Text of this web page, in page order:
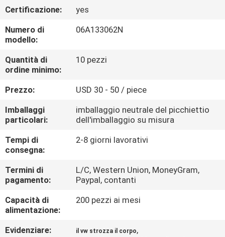
DI
NOI
VISITA
DELLA
FABBRICA
CONTROLLO
DI
QUALITÀ
CONTATTACI
Certificazione:
yes
Numero di
modello:
06A133062N
Quantità di
ordine minimo:
10 pezzi
Prezzo:
USD 30 - 50 / piece
Imballaggi
particolari:
imballaggio neutrale del picchiettio
dell'imballaggio su misura
Tempi di
consegna:
2-8 giorni lavorativi
Termini di
pagamento:
L/C, Western Union, MoneyGram,
Paypal, contanti
Capacità di
alimentazione:
200 pezzi ai mesi
Evidenziare: il vw strozza il corpo,